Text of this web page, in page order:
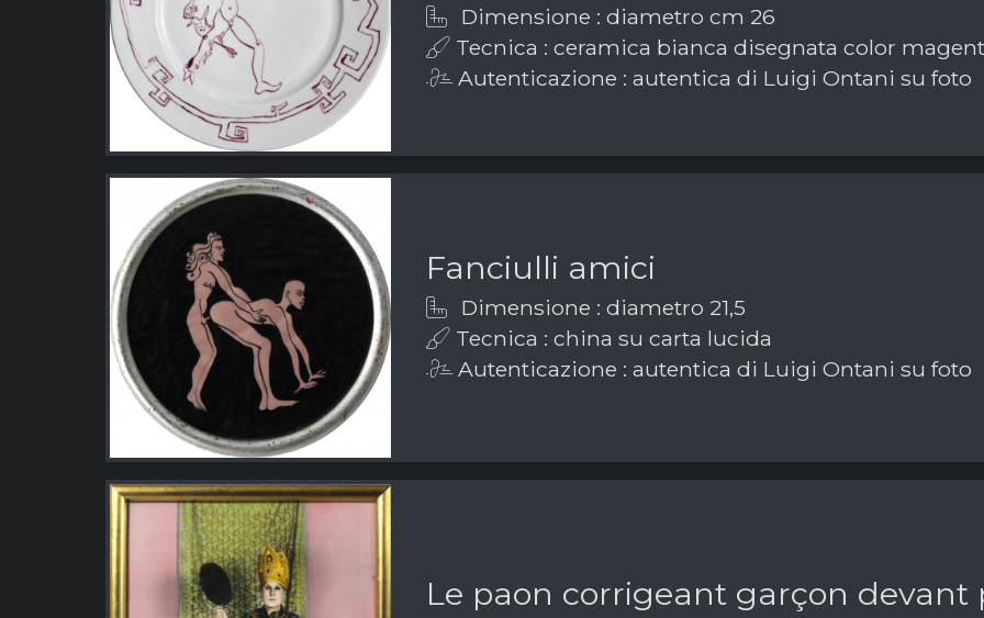
Dimensione : diametro cm 26
Tecnica : ceramica bianca disegnata color
Autenticazione : autentica di Luigi Ontani su foto
Fanciulli amici
Dimensione : diametro 21,5
Tecnica : china su carta lucida
Autenticazione : autentica di Luigi Ontani su foto
Le paon corrigeant garçon